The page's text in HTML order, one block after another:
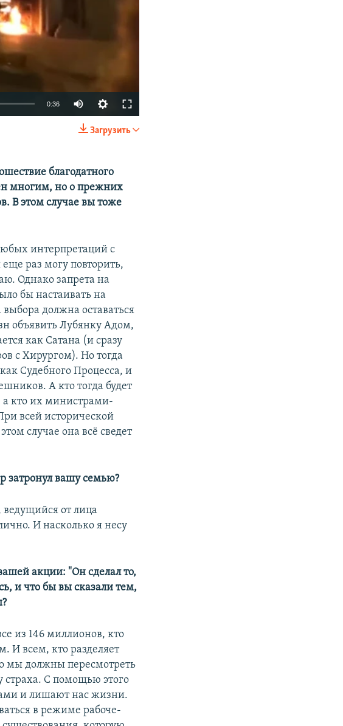
SHARE
0:36
Загрузить
благодатного
многим, но о прежних
В этом случае вы тоже
интерпретаций с
раз могу повторить,
Однако запрета на
бы настаивать на
должна оставаться
объявить Лубянку Адом,
как Сатана (и сразу
с Хирургом). Но тогда
Судебного Процесса, и
А кто тогда будет
кто их министрами-
всей исторической
случае она всё сведет
затронул вашу семью?
ведущийся от лица
И насколько я несу
акции: "Он сделал то,
и что бы вы сказали тем,
из 146 миллионов, кто
И всем, кто разделяет
мы должны пересмотреть
С помощью этого
и лишают нас жизни.
в режиме рабоче-